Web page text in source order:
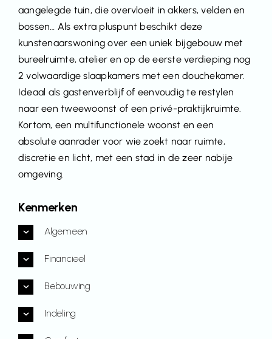
aangelegde tuin, die overvloeit in akkers, velden en
bossen… Als extra pluspunt beschikt deze
kunstenaarswoning over een uniek bijgebouw met
bureelruimte, atelier en op de eerste verdieping nog
2 volwaardige slaapkamers met een douchekamer.
Ideaal als gastenverblijf of eenvoudig te restylen
naar een tweewoonst of een privé-praktijkruimte.
Kortom, een multifunctionele woonst en een
absolute aanrader voor wie zoekt naar ruimte,
discretie en licht, met een stad in de zeer nabije
omgeving.
Kenmerken
Algemeen
Financieel
Bebouwing
Indeling